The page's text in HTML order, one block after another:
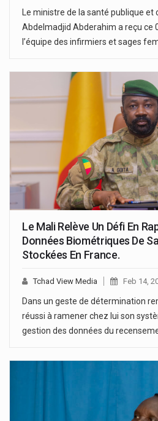
Le ministre de la santé publique et
Abdelmadjid Abderahim a reçu ce
l’équipe des infirmiers et sages
Le Mali Relève Un Défi En
Données Biométriques De
Stockées En France.
Tchad View Media Feb 14,
Dans un geste de détermination
réussi à ramener chez lui son
gestion des données du